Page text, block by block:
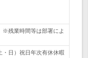
※残業時間等は部署によ
・日）祝日年次有休休暇